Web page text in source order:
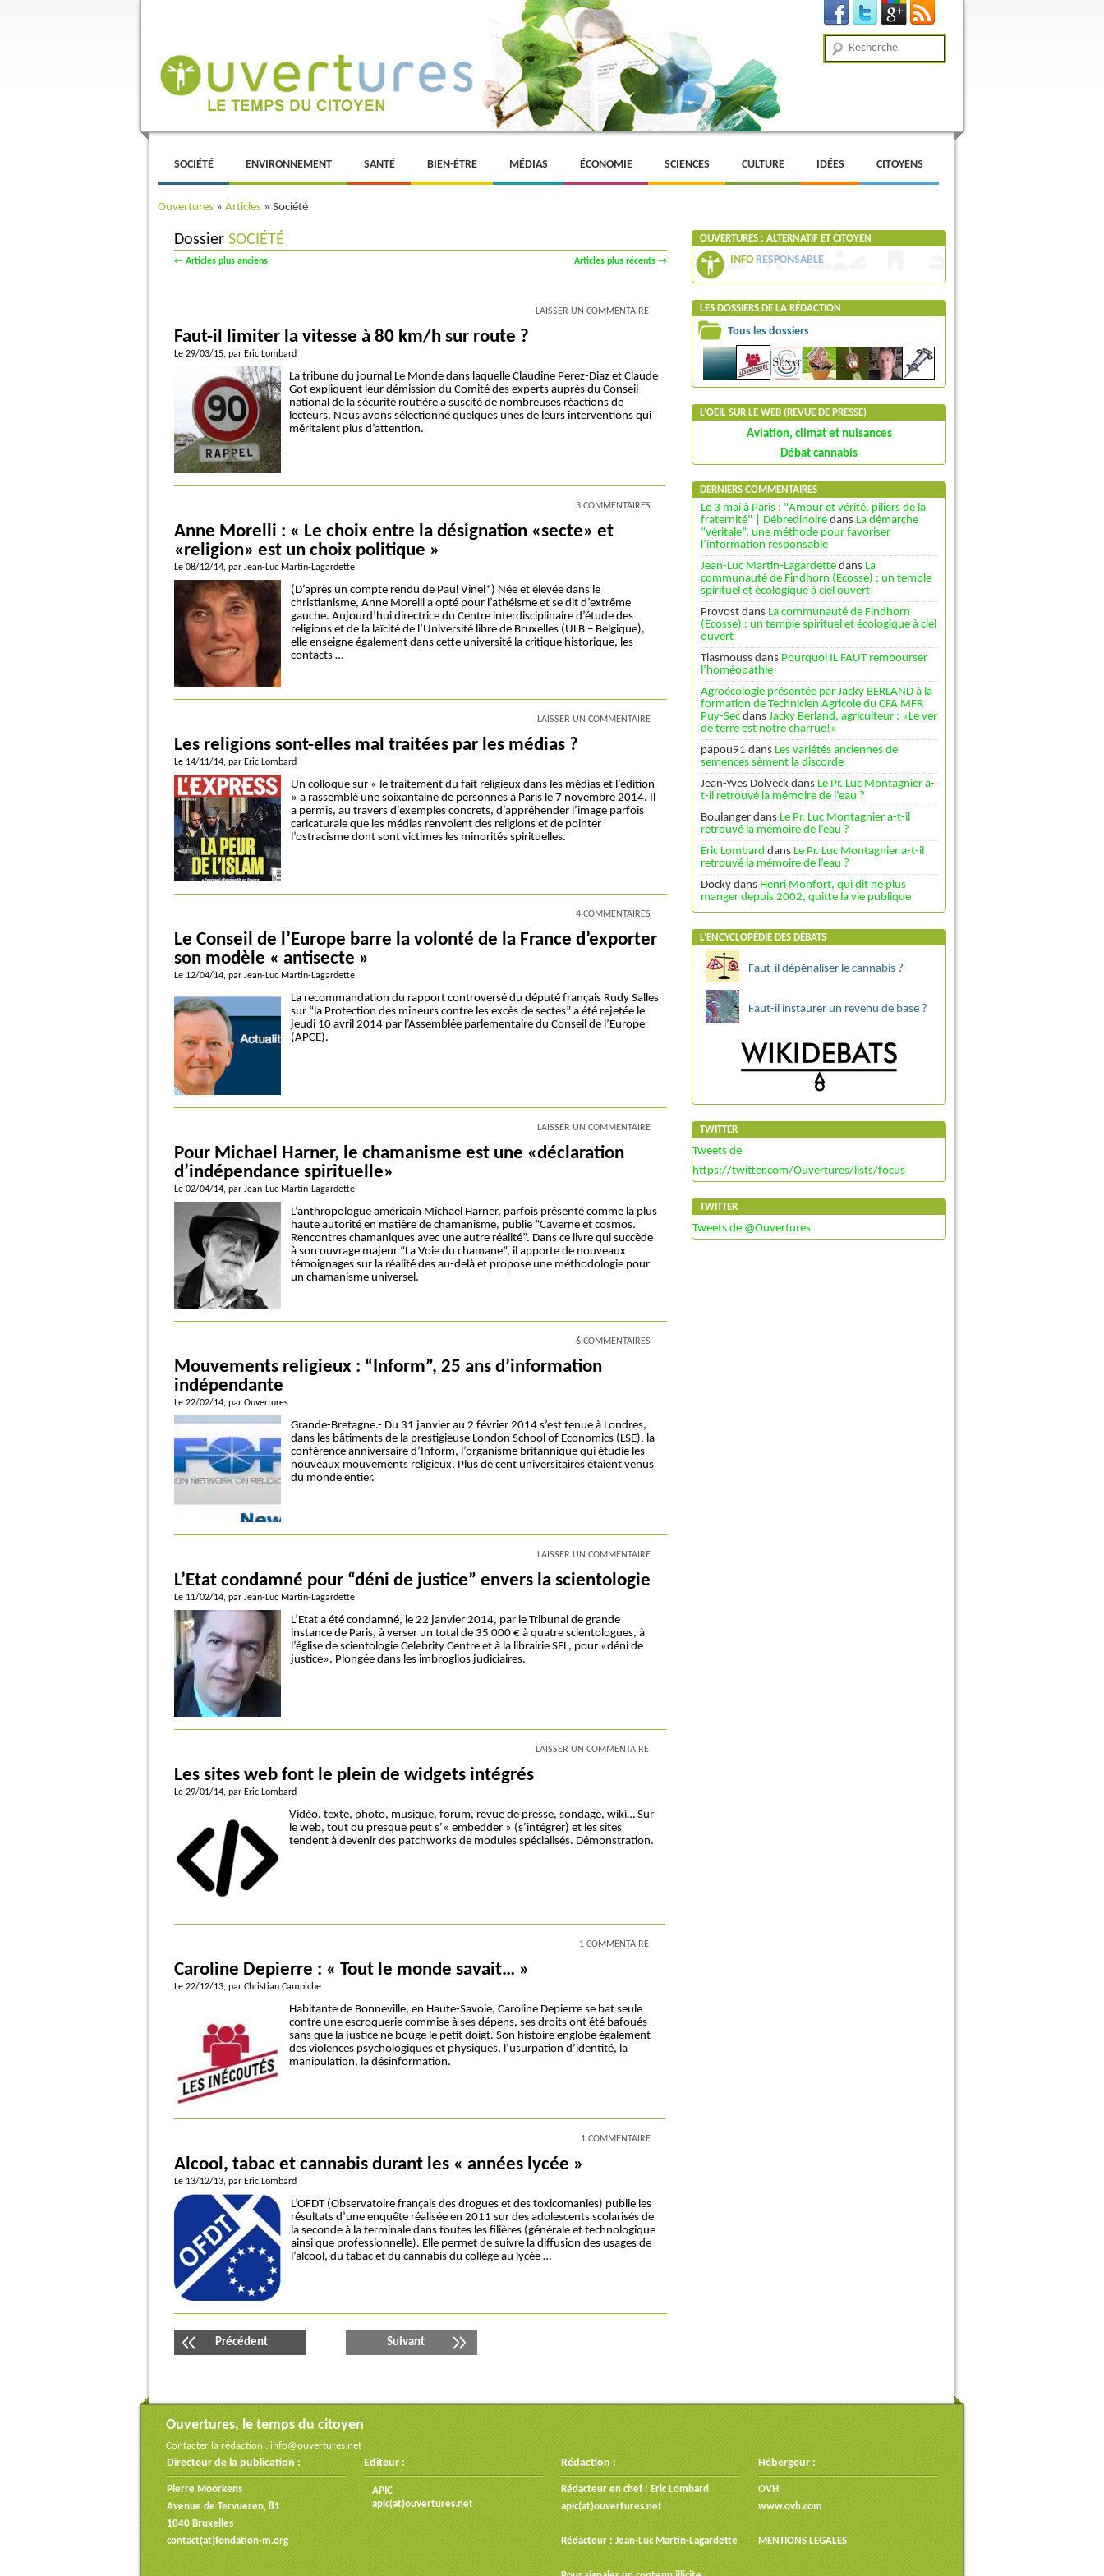
Recherche
Menu principal
ALLER AU CONTENU PRINCIPAL
ALLER AU CONTENU SECONDAIRE
SOCIÉTÉ ENVIRONNEMENT SANTÉ BIEN-ÊTRE MÉDIAS ÉCONOMIE SCIENCES CULTURE IDÉES CITOYENS
Ouvertures » Articles » Société
Dossier SOCIÉTÉ
Navigation des articles
← Articles plus anciens Articles plus récents →
LAISSER UN COMMENTAIRE
Faut-il limiter la vitesse à 80 km/h sur route ?
Le 29/03/15, par Eric Lombard
La tribune du journal Le Monde dans laquelle Claudine Perez-Diaz et Claude
Got expliquent leur démission du Comité des experts auprès du Conseil
national de la sécurité routière a suscité de nombreuses réactions de
lecteurs. Nous avons sélectionné quelques unes de leurs interventions qui
méritaient plus d’attention.
3 COMMENTAIRES
Anne Morelli : « Le choix entre la désignation «secte» et
«religion» est un choix politique »
Le 08/12/14, par Jean-Luc Martin-Lagardette
(D’après un compte rendu de Paul Vinel*) Née et élevée dans le
christianisme, Anne Morelli a opté pour l’athéisme et se dit d’extrême
gauche. Aujourd’hui directrice du Centre interdisciplinaire d’étude des
religions et de la laïcité de l’Université libre de Bruxelles (ULB – Belgique),
elle enseigne également dans cette université la critique historique, les
contacts …
LAISSER UN COMMENTAIRE
Les religions sont-elles mal traitées par les médias ?
Le 14/11/14, par Eric Lombard
Un colloque sur « le traitement du fait religieux dans les médias et l’édition
» a rassemblé une soixantaine de personnes à Paris le 7 novembre 2014. Il
a permis, au travers d’exemples concrets, d’appréhender l’image parfois
caricaturale que les médias renvoient des religions et de pointer
l’ostracisme dont sont victimes les minorités spirituelles.
4 COMMENTAIRES
Le Conseil de l’Europe barre la volonté de la France d’exporter
son modèle « antisecte »
Le 12/04/14, par Jean-Luc Martin-Lagardette
La recommandation du rapport controversé du député français Rudy Salles
sur “la Protection des mineurs contre les excès de sectes” a été rejetée le
jeudi 10 avril 2014 par l’Assemblée parlementaire du Conseil de l’Europe
(APCE).
LAISSER UN COMMENTAIRE
Pour Michael Harner, le chamanisme est une «déclaration
d’indépendance spirituelle»
Le 02/04/14, par Jean-Luc Martin-Lagardette
L’anthropologue américain Michael Harner, parfois présenté comme la plus
haute autorité en matière de chamanisme, publie “Caverne et cosmos.
Rencontres chamaniques avec une autre réalité”. Dans ce livre qui succède
à son ouvrage majeur “La Voie du chamane”, il apporte de nouveaux
témoignages sur la réalité des au-delà et propose une méthodologie pour
un chamanisme universel.
6 COMMENTAIRES
Mouvements religieux : “Inform”, 25 ans d’information
indépendante
Le 22/02/14, par Ouvertures
Grande-Bretagne.- Du 31 janvier au 2 février 2014 s’est tenue à Londres,
dans les bâtiments de la prestigieuse London School of Economics (LSE), la
conférence anniversaire d’Inform, l’organisme britannique qui étudie les
nouveaux mouvements religieux. Plus de cent universitaires étaient venus
du monde entier.
LAISSER UN COMMENTAIRE
L’Etat condamné pour “déni de justice” envers la scientologie
Le 11/02/14, par Jean-Luc Martin-Lagardette
L’Etat a été condamné, le 22 janvier 2014, par le Tribunal de grande
instance de Paris, à verser un total de 35 000 € à quatre scientologues, à
l’église de scientologie Celebrity Centre et à la librairie SEL, pour «déni de
justice». Plongée dans les imbroglios judiciaires.
LAISSER UN COMMENTAIRE
Les sites web font le plein de widgets intégrés
Le 29/01/14, par Eric Lombard
Vidéo, texte, photo, musique, forum, revue de presse, sondage, wiki… Sur
le web, tout ou presque peut s’« embedder » (s’intégrer) et les sites
tendent à devenir des patchworks de modules spécialisés. Démonstration.
1 COMMENTAIRE
Caroline Depierre : « Tout le monde savait… »
Le 22/12/13, par Christian Campiche
Habitante de Bonneville, en Haute-Savoie, Caroline Depierre se bat seule
contre une escroquerie commise à ses dépens, ses droits ont été bafoués
sans que la justice ne bouge le petit doigt. Son histoire englobe également
des violences psychologiques et physiques, l’usurpation d’identité, la
manipulation, la désinformation.
1 COMMENTAIRE
Alcool, tabac et cannabis durant les « années lycée »
Le 13/12/13, par Eric Lombard
L’OFDT (Observatoire français des drogues et des toxicomanies) publie les
résultats d’une enquête réalisée en 2011 sur des adolescents scolarisés de
la seconde à la terminale dans toutes les filières (générale et technologique
ainsi que professionnelle). Elle permet de suivre la diffusion des usages de
l’alcool, du tabac et du cannabis du collège au lycée …
Précédent Suivant
OUVERTURES : ALTERNATIF ET CITOYEN
INFO RESPONSABLE
LES DOSSIERS DE LA RÉDACTION
Tous les dossiers
L’OEIL SUR LE WEB (REVUE DE PRESSE)
Aviation, climat et nuisances
Débat cannabis
DERNIERS COMMENTAIRES
Le 3 mai à Paris : "Amour et vérité, piliers de la
fraternité" | Débredinoire dans La démarche
“véritale”, une méthode pour favoriser
l’information responsable
Jean-Luc Martin-Lagardette dans La
communauté de Findhorn (Ecosse) : un temple
spirituel et écologique à ciel ouvert
Provost dans La communauté de Findhorn
(Ecosse) : un temple spirituel et écologique à ciel
ouvert
Tiasmouss dans Pourquoi IL FAUT rembourser
l’homéopathie
Agroécologie présentée par Jacky BERLAND à la
formation de Technicien Agricole du CFA MFR
Puy-Sec dans Jacky Berland, agriculteur : «Le ver
de terre est notre charrue!»
papou91 dans Les variétés anciennes de
semences sèment la discorde
Jean-Yves Dolveck dans Le Pr. Luc Montagnier a-
t-il retrouvé la mémoire de l’eau ?
Boulanger dans Le Pr. Luc Montagnier a-t-il
retrouvé la mémoire de l’eau ?
Eric Lombard dans Le Pr. Luc Montagnier a-t-il
retrouvé la mémoire de l’eau ?
Docky dans Henri Monfort, qui dit ne plus
manger depuis 2002, quitte la vie publique
L’ENCYCLOPÉDIE DES DÉBATS
Faut-il dépénaliser le cannabis ?
Faut-il instaurer un revenu de base ?
TWITTER
Tweets de
https://twitter.com/Ouvertures/lists/focus
TWITTER
Tweets de @Ouvertures
Ouvertures, le temps du citoyen
Contacter la rédaction : info@ouvertures.net
Directeur de la publication :
Pierre Moorkens
Avenue de Tervueren, 81
1040 Bruxelles
contact(at)fondation-m.org
Editeur :
APIC
apic(at)ouvertures.net
Rédaction :
Rédacteur en chef : Eric Lombard
apic(at)ouvertures.net
Rédacteur : Jean-Luc Martin-Lagardette
Hébergeur :
OVH
www.ovh.com
MENTIONS LEGALES